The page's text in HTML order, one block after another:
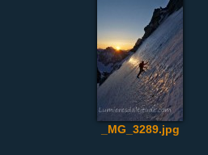
_MG_3289.jpg